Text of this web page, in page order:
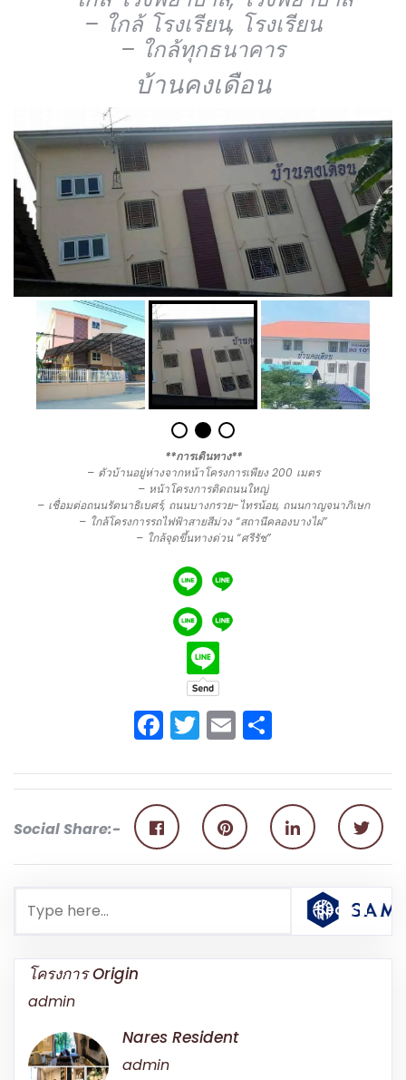
– ใกล้ โรงเรียน, โรงเรียน
– ใกล้ทุกธนาคาร
บ้านคงเดือน
**การเดินทาง**
– ตัวบ้านอยู่ห่างจากหน้าโครงการเพียง 200 เมตร
– หน้าโครงการติดถนนใหญ่
– เชื่อมต่อถนนรัตนาธิเบศร์, ถนนบางกรวย-ไทรน้อย, ถนนกาญจนาภิเษก
– ใกล้โครงการรถไฟฟ้าสายสีม่วง “สถานีคลองบางไผ่”
– ใกล้จุดขึ้นทางด่วน “ศรีรัช”
Facebook
Twitter
Email
Social Share:-
โครงการ Origin
admin
Nares Resident
admin